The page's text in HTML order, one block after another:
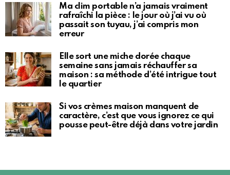
Ma clim portable n’a jamais vraiment
rafraîchi la pièce : le jour où j’ai vu où
passait son tuyau, j’ai compris mon
erreur
Elle sort une miche dorée chaque
semaine sans jamais réchauffer sa
maison : sa méthode d’été intrigue tout
le quartier
Si vos crèmes maison manquent de
caractère, c’est que vous ignorez ce qui
pousse peut-être déjà dans votre jardin